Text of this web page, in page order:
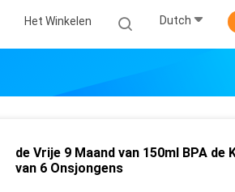
Het Winkelen Dutch
de Vrije 9 Maand van 150ml BPA de
van 6 Onsjongens